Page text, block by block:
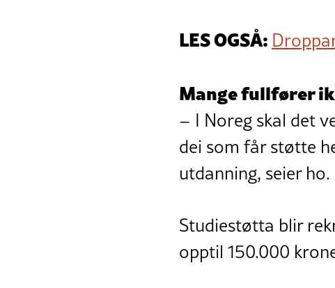
LES OGSÅ:
Mange fullfører
– I Noreg skal det
dei som får støtte
utdanning, seier ho.
Studiestøtta blir
opptil 150.000